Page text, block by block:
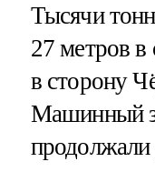
Тысячи
27 метров в
в сторону
Машинный
продолжали